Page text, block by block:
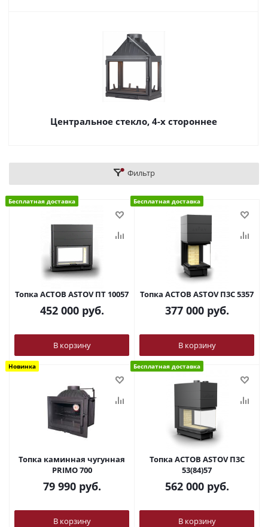
Центральное стекло, 4-х стороннее
Фильтр
Бесплатная доставка
Топка АСТОВ ASTOV ПТ 10057
452 000руб.
В корзину
Бесплатная доставка
Топка АСТОВ ASTOV П3С 5357
377 000руб.
В корзину
Новинка
Топка каминная чугунная
PRIMO 700
79 990руб.
В корзину
Бесплатная доставка
Топка АСТОВ ASTOV П3С
53(84)57
562 000руб.
В корзину